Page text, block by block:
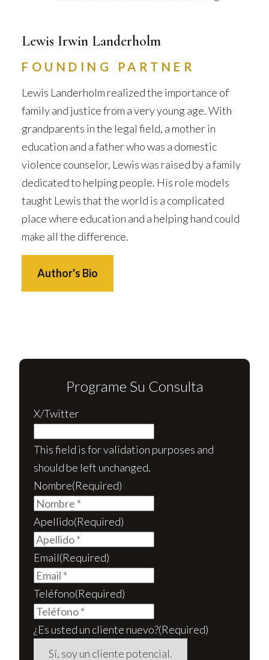
Lewis Irwin Landerholm
FOUNDING PARTNER
Lewis Landerholm realized the importance of
family and justice from a very young age. With
grandparents in the legal field, a mother in
education and a father who was a domestic
violence counselor, Lewis was raised by a family
dedicated to helping people. His role models
taught Lewis that the world is a complicated
place where education and a helping hand could
make all the difference.
Author's Bio
Programe Su Consulta
X/Twitter
This field is for validation purposes and
should be left unchanged.
Nombre(Required)
Apellido(Required)
Email(Required)
Teléfono(Required)
¿Es usted un cliente nuevo?(Required)